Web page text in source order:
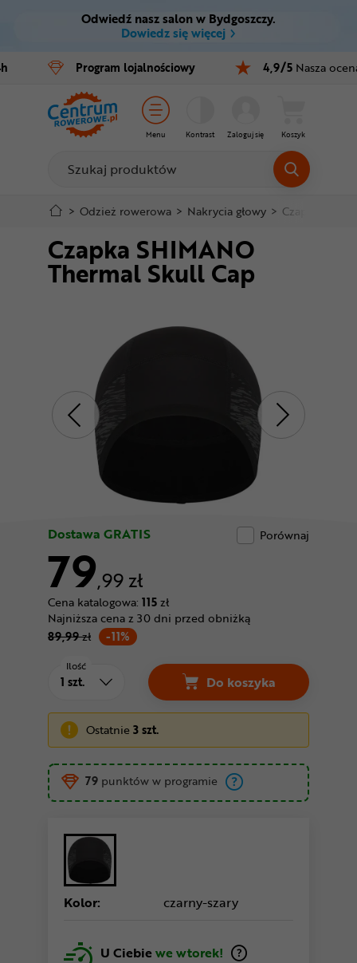
Ctrl M
Menu główne
Informacje o produkcie
Do koszyka
Szczegółowe informacje
Stopka
Odwiedź nasz salon w Bydgoszczy.
Dowiedz się więcej
Program lojalnościowy 4,9/5 Nasza
Menu Kontrast Zaloguj się Koszyk
Rowery
E-bike
Części
Akcesoria
Odzież
Kaski
Buty
Odżywki
Nowości
Superoferta
> Odzież rowerowa > Nakrycia głowy > Czapki
Czapka SHIMANO
Thermal Skull Cap
Dostawa GRATIS Porównaj
79,99 zł
Cena katalogowa: 115zł
-11%
Najniższa cena z 30 dni przed obniżką
89,99zł
Ilość
Do koszyka
Czapka SHIMANO
Ostatnie3 szt.
79 punktów w programie
Kolor: czarny-szary
U Ciebiewe wtorek!